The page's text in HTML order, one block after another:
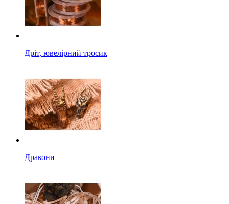
Дріт, ювелірний тросик
Дракони